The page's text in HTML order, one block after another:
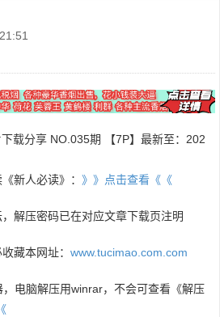
下载分享 NO.035期 【7P】最新至：202
新人必读》： 》》点击查看《《
解压密码已在对应文章下载页注明
藏本网址： www.tucimao.com.com
电脑解压用winrar，不会可查看《解压